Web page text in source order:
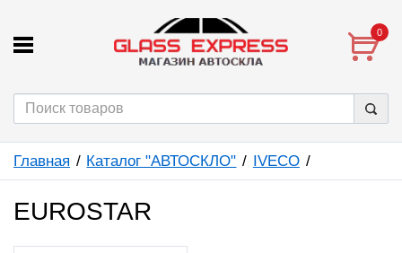
0
Главная Каталог "АВТОСКЛО" IVECO
EUROSTAR